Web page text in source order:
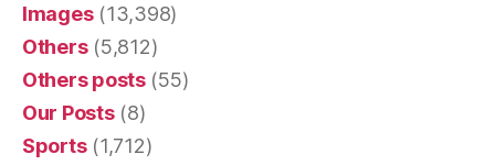
Images(13,398)
Others(5,812)
Others posts(55)
Our Posts(8)
Sports(1,712)